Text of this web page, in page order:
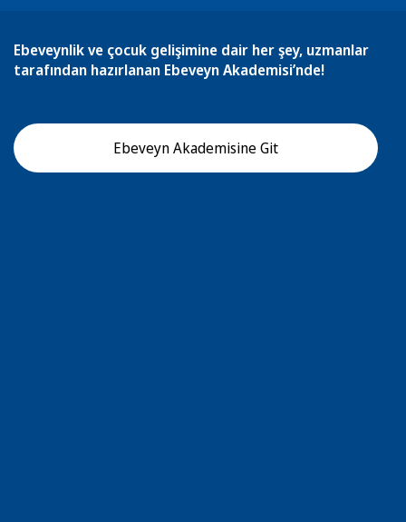
Ebeveynlik ve çocuk gelişimine dair her şey, uzmanlar
tarafından hazırlanan Ebeveyn Akademisi’nde!
Ebeveyn Akademisine Git